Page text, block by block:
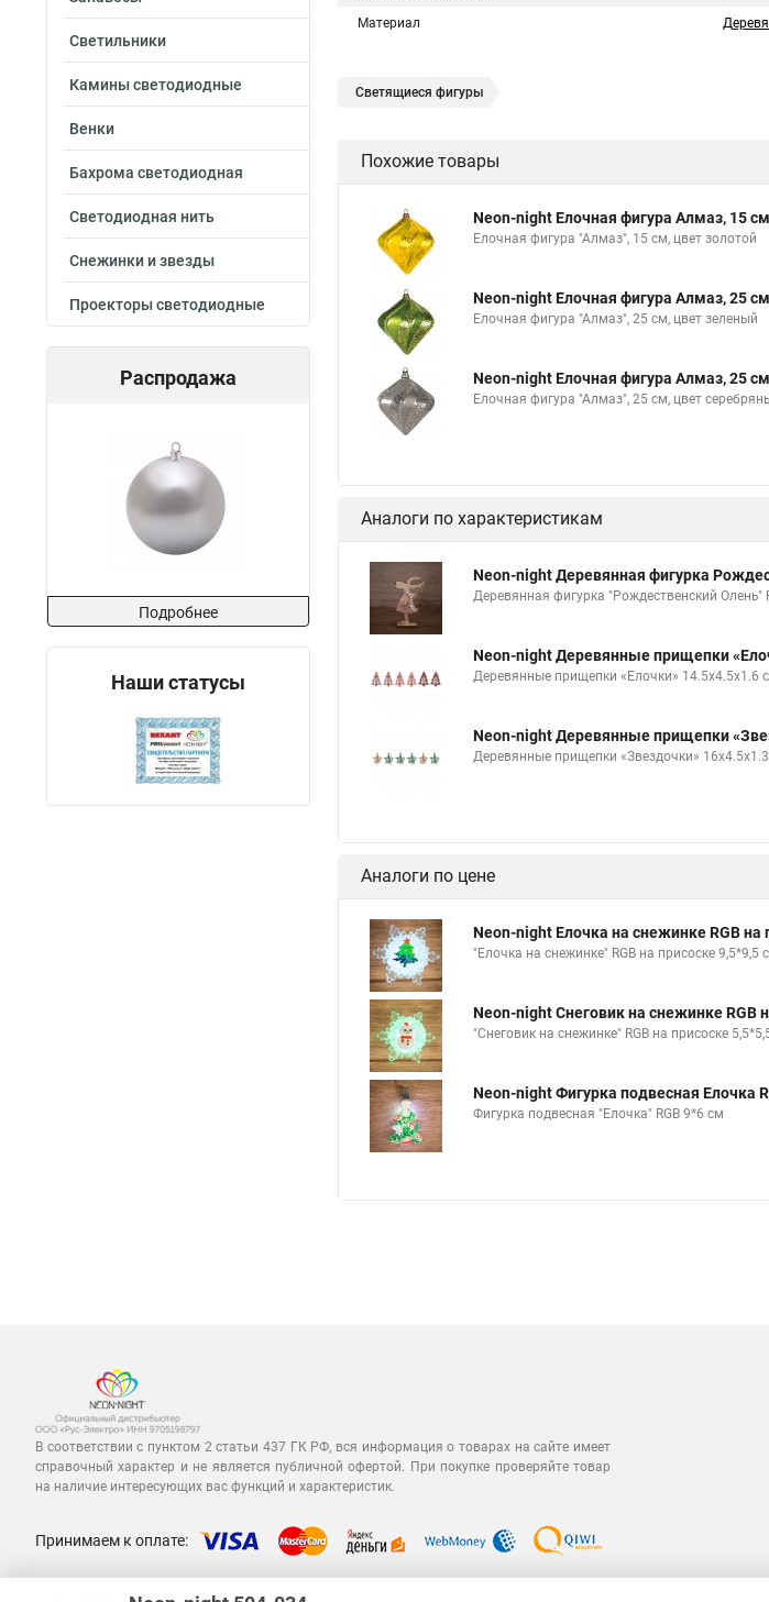
Светильники
Камины светодиодные
Венки
Бахрома светодиодная
Светодиодная нить
Снежинки и звезды
Проекторы светодиодные
Распродажа
Подробнее
Наши статусы
Материал
Светящиеся фигуры
Похожие товары
Neon-night Елочная фигура Алмаз, 15
Елочная фигура "Алмаз", 15 см, цвет золотой
Neon-night Елочная фигура Алмаз, 25
Елочная фигура "Алмаз", 25 см, цвет зеленый
Neon-night Елочная фигура Алмаз, 25
Елочная фигура "Алмаз", 25 см, цвет
Аналоги по характеристикам
Neon-night Деревянная фигурка
Деревянная фигурка "Рождественский
Neon-night Деревянные прищепки
Деревянные прищепки «Елочки» 14.5x4.5x1.6
Neon-night Деревянные прищепки
Деревянные прищепки «Звездочки»
Аналоги по цене
Neon-night Елочка на снежинке RGB на
"Елочка на снежинке" RGB на присоске 9,5*9,5
Neon-night Снеговик на снежинке RGB
"Снеговик на снежинке" RGB на присоске
Neon-night Фигурка подвесная Елочка
Фигурка подвесная "Елочка" RGB 9*6 см
В соответствии с пунктом 2 статьи 437 ГК РФ, вся информация о товарах на сайте имеет
справочный характер и не является публичной офертой. При покупке проверяйте товар
на наличие интересующих вас функций и характеристик.
Принимаем к оплате: